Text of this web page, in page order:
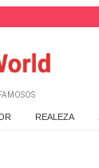
REALEZA